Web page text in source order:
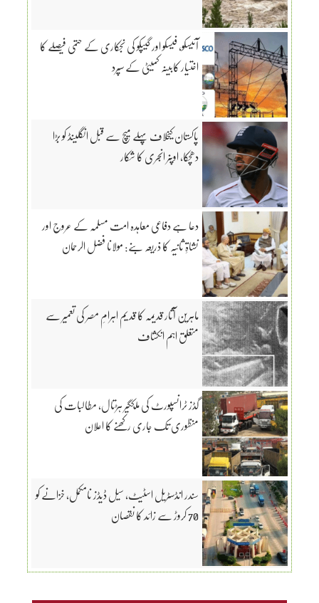
آئیسکو، فیسکو اور گیپکو کی نجکاری کے حتمی فیصلے کا
اختیار کابینہ کمیٹی کے سپرد
پاکستان کیخلاف پہلے میچ سے قبل انگلینڈ کو بڑا
دھچکا، اوپنر انجری کا شکار
دعا ہے دفاعی معاہدہ امت مسلمہ کے عروج اور
نشاۃِ ثانیہ کا ذریعہ بنے: مولانا فضل الرحمان
ماہرین آثار قدیمہ کا قدیم اہرامِ مصر کی تعمیر سے
متعلق اہم انکشاف
گڈز ٹرانسپورٹ کی ملکگیر ہڑتال، مطالبات کی
منظوری تک جاری رکھنے کا اعلان
سندر انڈسٹریل اسٹیٹ، سیل ڈیڈز نامکمل، خزانے کو
70 کروڑ سے زائد کا نقصان